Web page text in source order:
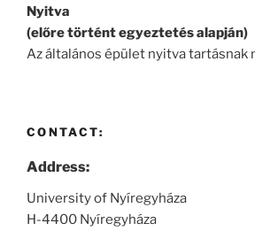
Nyitva
(előre történt egyeztetés alapján)
Az általános épület nyitva tartásnak
CONTACT:
Address:
University of Nyíregyháza
H-4400 Nyíregyháza